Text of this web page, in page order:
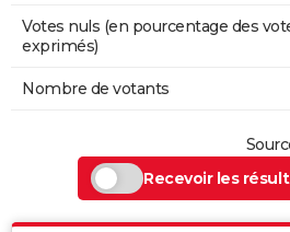
Votes nuls (en pourcentage des
exprimés)
Nombre de votants
Recevoir les